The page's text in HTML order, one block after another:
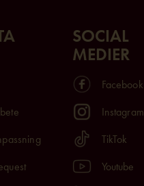
SOCIAL
MEDIER
Facebook
Instagram
TikTok
Youtube